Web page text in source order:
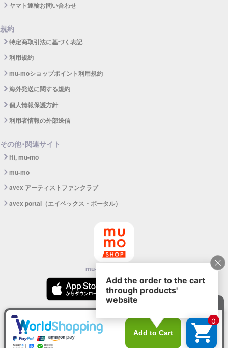
ヤマト運輸お問い合わせ
規約
特定商取引法に基づく表記
利用規約
mu-moショップポイント利用規約
海外発送に関する規約
個人情報保護方針
利用者情報の外部送信
その他･関連サイト
Hi, mu-mo
mu-mo
avex アーティストファンクラブ
avex portal（エイベックス・ポータル）
mu-mo SHOPアプリ